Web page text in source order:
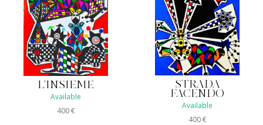
L'INSIEME
Available
400€
STRADA
FACENDO
Available
400€